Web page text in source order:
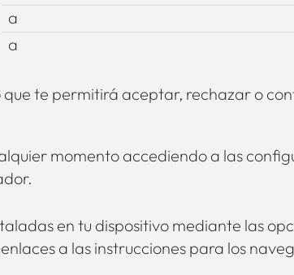
a
a
te permitirá aceptar, rechazar o
momento accediendo a las
en tu dispositivo mediante las
a las instrucciones para los